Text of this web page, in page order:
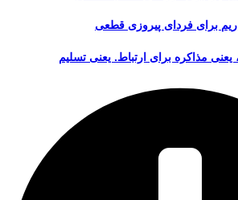
برای فردای پیروزی قطعی
مذاکره برای ارتباط. یعنی تسلیم